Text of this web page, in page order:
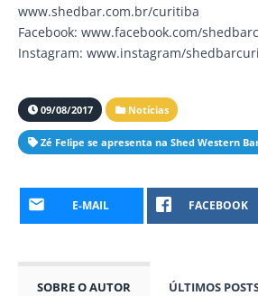
www.shedbar.com.br/curitiba
Facebook: www.facebook.com/
Instagram: www.instagram/
09/08/2017 Notícias
Zé Felipe se apresenta na Shed Western
E-MAIL FACEBOOK
SOBRE O AUTOR ÚLTIMOS